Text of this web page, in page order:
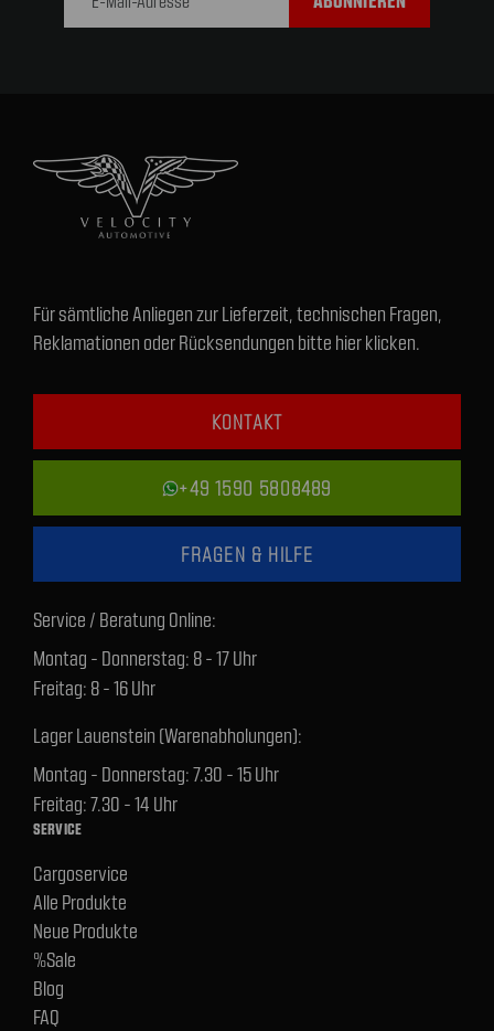
Für sämtliche Anliegen zur Lieferzeit, technischen Fragen,
Reklamationen oder Rücksendungen bitte hier klicken.
KONTAKT
+49 1590 5808489
FRAGEN & HILFE
Service / Beratung Online:
Montag - Donnerstag: 8 - 17 Uhr
Freitag: 8 - 16 Uhr
Lager Lauenstein (Warenabholungen):
Montag - Donnerstag: 7.30 - 15 Uhr
Freitag: 7.30 - 14 Uhr
SERVICE
Cargoservice
Alle Produkte
Neue Produkte
%Sale
Blog
FAQ